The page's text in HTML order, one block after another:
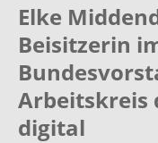
Elke
Beisitzerin
Arbeitskreis
digital